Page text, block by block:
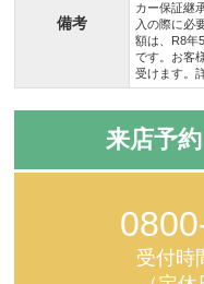
備考
カー保証継
入の際に必
額は、R8年
です。お客
受けます。
来店予
受付時